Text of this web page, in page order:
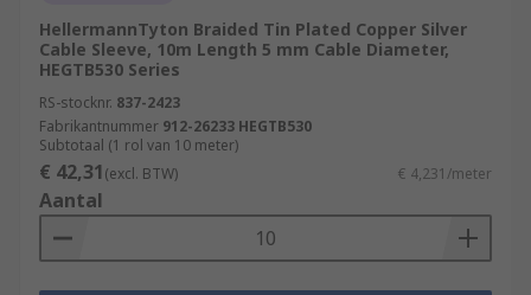
HellermannTyton Braided Tin Plated Copper Silver
Cable Sleeve, 10m Length 5 mm Cable Diameter,
HEGTB530 Series
RS-stocknr. 837-2423
Fabrikantnummer 912-26233 HEGTB530
Subtotaal (1 rol van 10 meter)
€ 42,31(excl. BTW) € 4,231/meter
Aantal